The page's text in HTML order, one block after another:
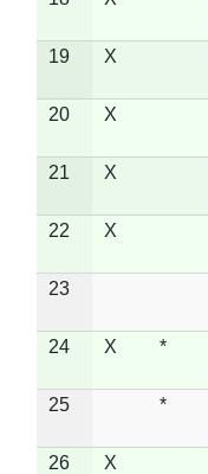
19 X
20 X
21 X
22 X
23
24 X *
25 *
26 X